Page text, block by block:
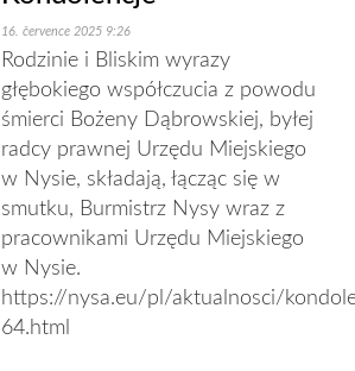
16. července 2025 9:26
Rodzinie i Bliskim wyrazy
głębokiego współczucia z powodu
śmierci Bożeny Dąbrowskiej, byłej
radcy prawnej Urzędu Miejskiego
w Nysie, składają, łącząc się w
smutku, Burmistrz Nysy wraz z
pracownikami Urzędu Miejskiego
w Nysie.
https://nysa.eu/pl/aktualnosci/
64.html